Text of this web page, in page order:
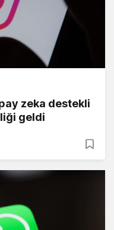
zeka destekli
geldi